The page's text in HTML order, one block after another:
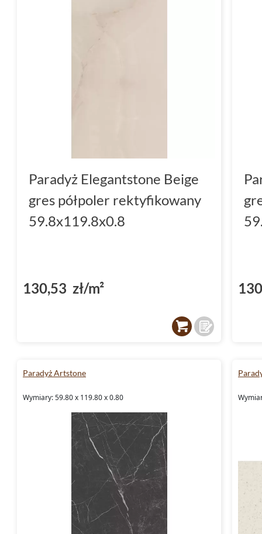
Paradyż Elegantstone Beige
gres półpoler rektyfikowany
59.8x119.8x0.8
130,53 zł/m²
Paradyż Artstone
Wymiary: 59.80 x 119.80 x 0.80